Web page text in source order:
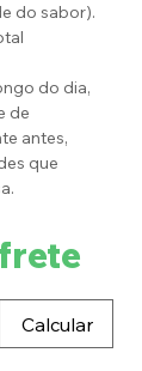
do sabor).
do dia,
de
antes,
que
Calcular